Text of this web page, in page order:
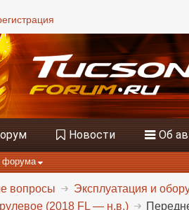
Новости Об
форума
вопросы
Эксплуатация и
(2018 FL — н.в.)